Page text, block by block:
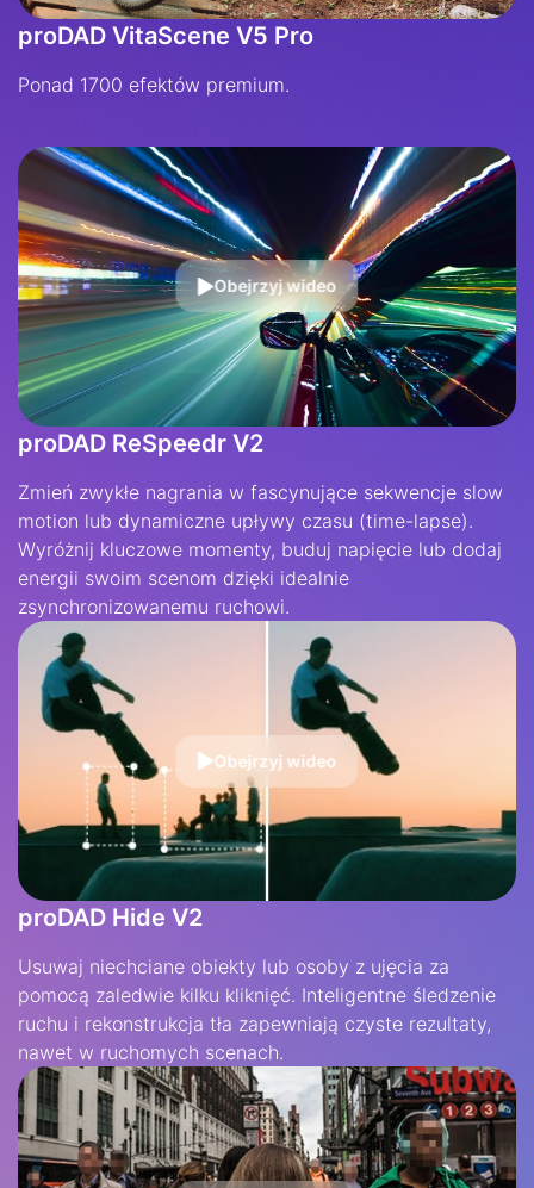
proDAD VitaScene V5 Pro
Ponad 1700 efektów premium.
Obejrzyj wideo
proDAD ReSpeedr V2
Zmień zwykłe nagrania w fascynujące sekwencje slow
motion lub dynamiczne upływy czasu (time-lapse).
Wyróżnij kluczowe momenty, buduj napięcie lub dodaj
energii swoim scenom dzięki idealnie
zsynchronizowanemu ruchowi.
Obejrzyj wideo
proDAD Hide V2
Usuwaj niechciane obiekty lub osoby z ujęcia za
pomocą zaledwie kilku kliknięć. Inteligentne śledzenie
ruchu i rekonstrukcja tła zapewniają czyste rezultaty,
nawet w ruchomych scenach.